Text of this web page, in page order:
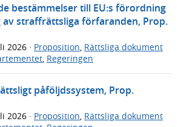
bestämmelser till EU:s förordning
straffrättsliga förfaranden, Prop.
2026 · Proposition, Rättsliga dokument
, Regeringen
påföljdssystem, Prop.
2026 · Proposition Rättsliga dokument